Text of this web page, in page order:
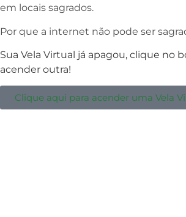
em locais sagrados.
Por que a internet não pode ser
Sua Vela Virtual já apagou, clique no
acender outra!
Clique aqui para acender uma Vela